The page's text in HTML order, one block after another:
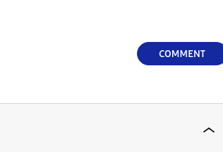
COMMENT